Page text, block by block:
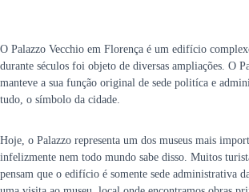
O Palazzo Vecchio em Florença é um edifício
durante séculos foi objeto de diversas ampliações. O
manteve a sua função original de sede politíca e
tudo, o símbolo da cidade.
Hoje, o Palazzo representa um dos museus mais
infelizmente nem todo mundo sabe disso. Muitos
pensam que o edifício é somente sede administrativa